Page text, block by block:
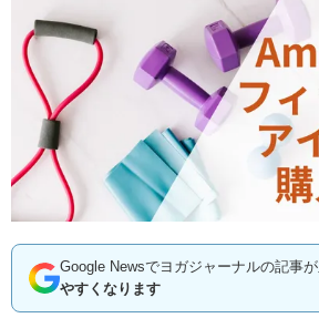
Google Newsでヨガジャーナルの記事が
やすくなります